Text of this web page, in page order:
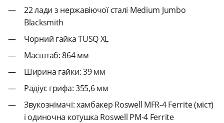
22 лади з нержавіючої сталі Medium Jumbo
Blacksmith
Чорний гайка TUSQ XL
Масштаб: 864 мм
Ширина гайки: 39 мм
Радіус грифа: 355,6 мм
Звукознімачі: хамбакер Roswell MFR-4 Ferrite (міст)
і одиночна котушка Roswell PM-4 Ferrite